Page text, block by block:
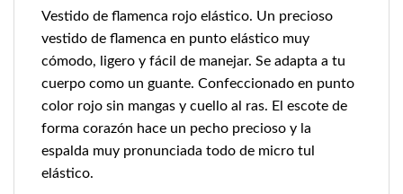
Vestido de flamenca rojo elástico. Un precioso
vestido de flamenca en punto elástico muy
cómodo, ligero y fácil de manejar. Se adapta a tu
cuerpo como un guante. Confeccionado en punto
color rojo sin mangas y cuello al ras. El escote de
forma corazón hace un pecho precioso y la
espalda muy pronunciada todo de micro tul
elástico.